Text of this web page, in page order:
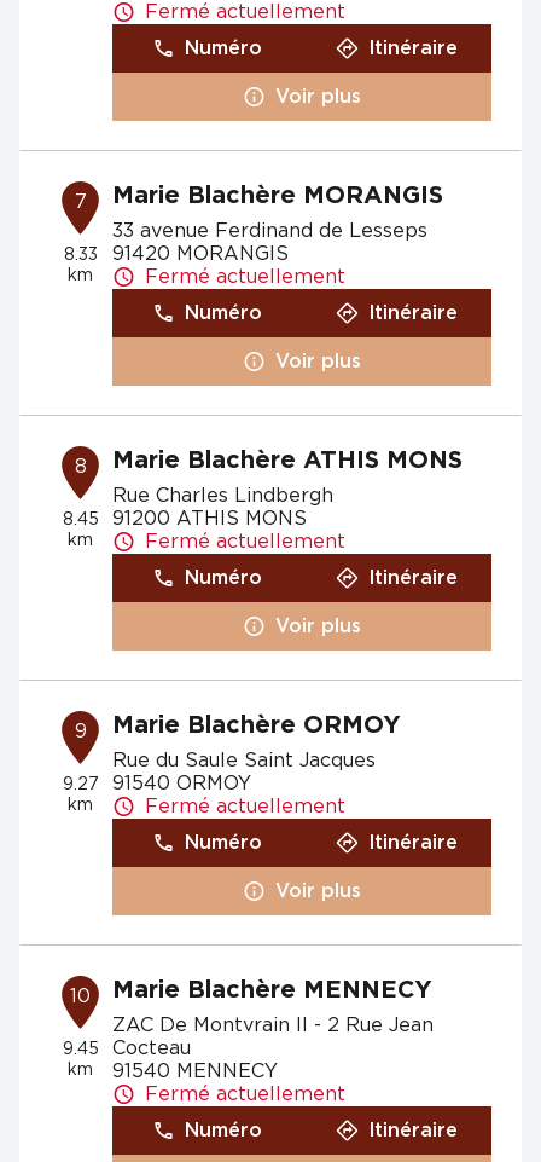
Fermé actuellement
Numéro
Itinéraire
Voir plus
7
8.33
km
Marie Blachère MORANGIS
33 avenue Ferdinand de Lesseps
91420 MORANGIS
Fermé actuellement
Numéro
Itinéraire
Voir plus
8
8.45
km
Marie Blachère ATHIS MONS
Rue Charles Lindbergh
91200 ATHIS MONS
Fermé actuellement
Numéro
Itinéraire
Voir plus
9
9.27
km
Marie Blachère ORMOY
Rue du Saule Saint Jacques
91540 ORMOY
Fermé actuellement
Numéro
Itinéraire
Voir plus
10
9.45
km
Marie Blachère MENNECY
ZAC De Montvrain II - 2 Rue Jean
Cocteau
91540 MENNECY
Fermé actuellement
Numéro
Itinéraire